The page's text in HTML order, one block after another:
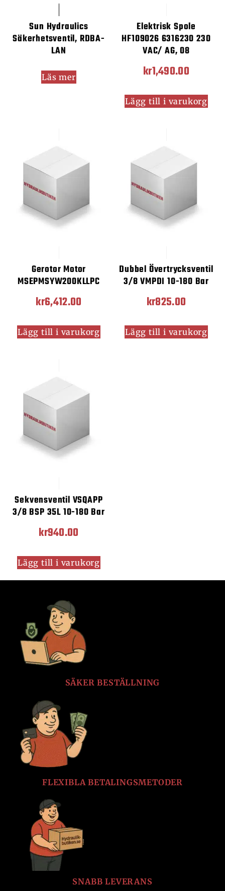
Sun Hydraulics
Säkerhetsventil, RDBA-
LAN
Läs mer
Elektrisk Spole
HF109026 6316230 230
VAC/ AG, 08
kr1,490.00
Lägg till i varukorg
Gerotor Motor
MSEPMSYW200KLLPC
kr6,412.00
Lägg till i varukorg
Dubbel Övertrycksventil
3/8 VMPDI 10-180 Bar
kr825.00
Lägg till i varukorg
Sekvensventil VSQAPP
3/8 BSP 35L 10-180 Bar
kr940.00
Lägg till i varukorg
SÄKER BESTÄLLNING
FLEXIBLA BETALINGSMETODER
SNABB LEVERANS